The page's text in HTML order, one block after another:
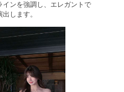
インを強調し、エレガントで
します。